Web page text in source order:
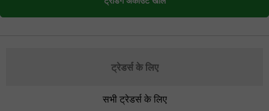
ट्रेडर्स के लिए
सभी ट्रेडर्स के लिए